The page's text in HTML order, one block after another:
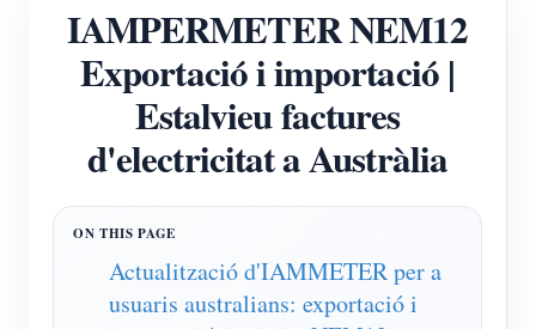
Mesurador d'energia Wi-Fi trifàsic (WEM3080T)
Mesurador d'energia Wi-Fi trifàsic (WEM3046T)
Mesurador d'energia Wi-Fi trifàsic (WEM3050T)
Controlador d'alimentació WiFi
IAMMETER Cloud Pro
Servei d'autoallotjament
Carregador EV
IAMPERMETER NEM12
Exportació i importació |
Estalvieu factures
d'electricitat a Austràlia
Actualització d'IAMMETER per a
usuaris australians: exportació i